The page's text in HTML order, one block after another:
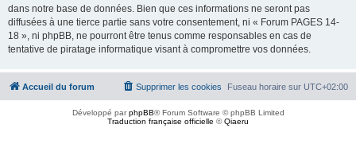
dans notre base de données. Bien que ces informations ne seront pas
diffusées à une tierce partie sans votre consentement, ni « Forum PAGES 14-
18 », ni phpBB, ne pourront être tenus comme responsables en cas de
tentative de piratage informatique visant à compromettre vos données.
Accueil du forum Fuseau horaire sur UTC+02:00
Supprimer les cookies
Développé parphpBB® Forum Software © phpBB Limited
Traduction française officielle ©Qiaeru